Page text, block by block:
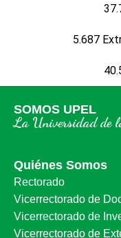
5.687
SOMOS UPEL
La Universidad de
Quiénes Somos
Rectorado
Vicerrectorado de
Vicerrectorado de
Vicerrectorado de